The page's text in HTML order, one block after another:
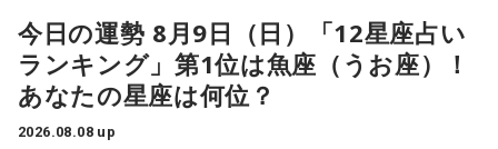
「ニッポン放送ショウアップナイター ヤクルト×DeNA」
■放送日時：8月15日（土） 17時50分～試合終了 （延長対
【2位】蟹座（かに座）
好調な運気で心地よく過ごせる1日となりそうです。直感が冴
えやすい運気なので、選択に迷った際は自分の直感を参考に
してみてください。
今日の運勢 8月9日（日）「12星座占い
ランキング」第1位は魚座（うお座）！
あなたの星座は何位？
2026.08.08 up